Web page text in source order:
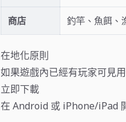
商店 釣竿、魚餌、
在地化原則
如果遊戲內已經有玩家可見
立即下載
在 Android 或 iPhone/iPad